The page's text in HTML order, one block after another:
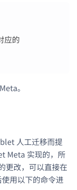
应的
。
人工迁移而提
Meta 实现的，所
更改，可以直接在
用以下的命令进